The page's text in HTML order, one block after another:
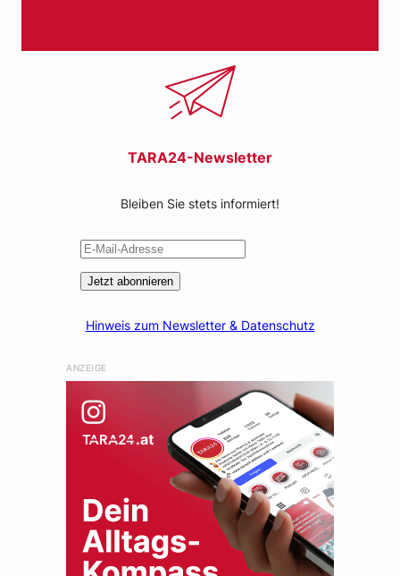
TARA24-Newsletter
Bleiben Sie stets informiert!
Jetzt abonnieren
Hinweis zum Newsletter & Datenschutz
ANZEIGE